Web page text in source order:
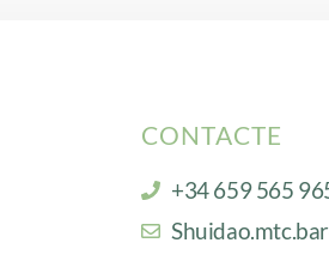
CONTACTE
+34 659 565